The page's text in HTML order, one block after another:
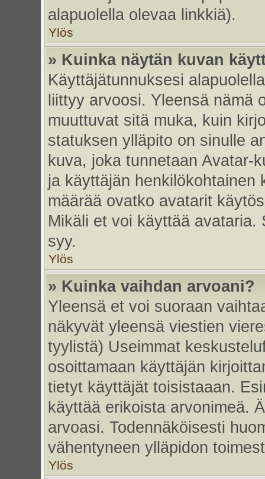
alapuolella olevaa linkkiä).
Ylös
» Kuinka näytän kuvan
Käyttäjätunnuksesi
liittyy arvoosi. Yleensä nämä
muuttuvat sitä muka, kuin
statuksen ylläpito on sinulle
kuva, joka tunnetaan Avatar-
ja käyttäjän henkilökohtainen
määrää ovatko avatarit
Mikäli et voi käyttää
syy.
Ylös
» Kuinka vaihdan arvoani?
Yleensä et voi suoraan
näkyvät yleensä viestien
tyylistä) Useimmat
osoittamaan käyttäjän
tietyt käyttäjät toisistaaan.
käyttää erikoista arvonimeä.
arvoasi. Todennäköisesti
vähentyneen ylläpidon
Ylös